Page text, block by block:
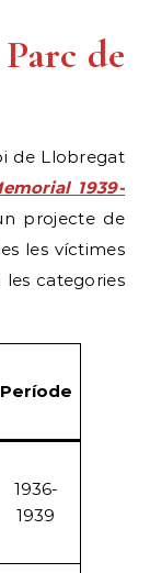
de
de Llobregat
1939-
projecte de
les víctimes
categories
Període
1936-
1939